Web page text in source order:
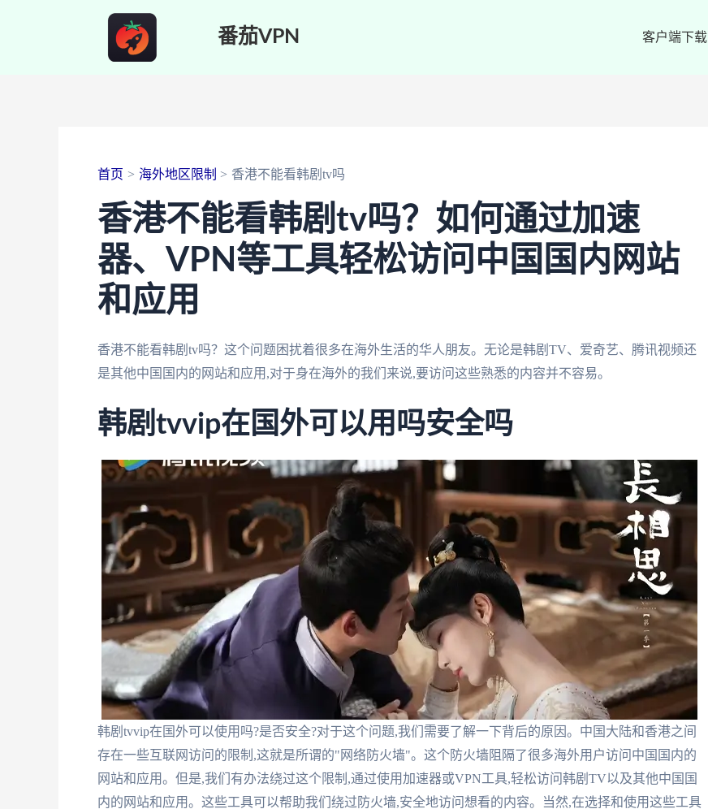
番茄VPN 客户端下载
首页 海外地区限制 香港不能看韩剧tv吗
香港不能看韩剧tv吗？如何通过加速
器、VPN等工具轻松访问中国国内网站
和应用
香港不能看韩剧tv吗？这个问题困扰着很多在海外生活的华人朋友。无论是韩剧TV、爱奇艺、腾讯视频还
是其他中国国内的网站和应用,对于身在海外的我们来说,要访问这些熟悉的内容并不容易。
韩剧tvvip在国外可以用吗安全吗
韩剧tvvip在国外可以使用吗?是否安全?对于这个问题,我们需要了解一下背后的原因。中国大陆和香港之间
存在一些互联网访问的限制,这就是所谓的"网络防火墙"。这个防火墙阻隔了很多海外用户访问中国国内的
网站和应用。但是,我们有办法绕过这个限制,通过使用加速器或VPN工具,轻松访问韩剧TV以及其他中国国
内的网站和应用。这些工具可以帮助我们绕过防火墙,安全地访问想看的内容。当然,在选择和使用这些工具